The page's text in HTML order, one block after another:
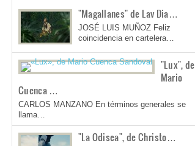
"Magallanes" de Lav Dia…
JOSÉ LUIS MUÑOZ Feliz
coincidencia en cartelera…
"Lux", de
Mario
Cuenca …
CARLOS MANZANO En términos generales se
llama…
"La Odisea", de Christo…